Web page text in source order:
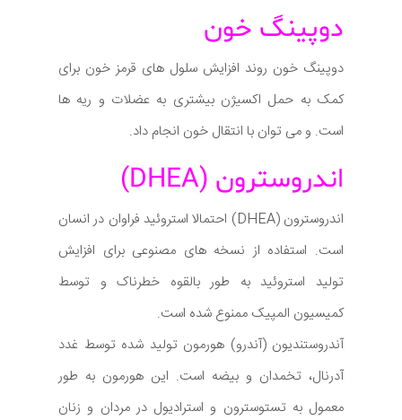
دوپینگ خون
دوپینگ خون روند افزایش سلول های قرمز خون برای
کمک به حمل اکسیژن بیشتری به عضلات و ریه ها
است. و می توان با انتقال خون انجام داد.
اندروسترون (DHEA)
اندروسترون (DHEA) احتمالا استروئید فراوان در انسان
است. استفاده از نسخه های مصنوعی برای افزایش
تولید استروئید به طور بالقوه خطرناک و توسط
کمیسیون المپیک ممنوع شده است.
آندروستندیون (آندرو) هورمون تولید شده توسط غدد
آدرنال، تخمدان و بیضه است. این هورمون به طور
معمول به تستوسترون و استرادیول در مردان و زنان